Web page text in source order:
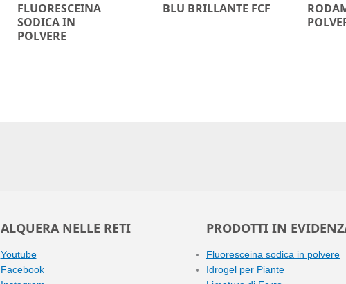
FLUORESCEINA
SODICA IN
POLVERE
BLU BRILLANTE FCF
ALQUERA NELLE RETI
Youtube
Facebook
PRODOTTI IN
Fluoresceina sodica in polvere
Idrogel per Piante